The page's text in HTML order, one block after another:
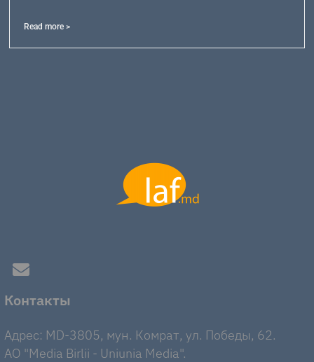
Read more >
Контакты
Адрес: MD-3805, мун. Комрат, ул. Победы, 62.
AO "Media Birlii - Uniunia Media".